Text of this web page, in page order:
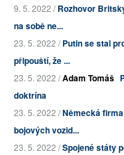
9. 5. 2022 /Rozhovor
na sobě ne...
23. 5. 2022 /Putin se stal
připouští, že ...
23. 5. 2022 /Adam Tomáš
doktrína
23. 5. 2022 /Německá
bojových vozid...
23. 5. 2022 /Spojené státy